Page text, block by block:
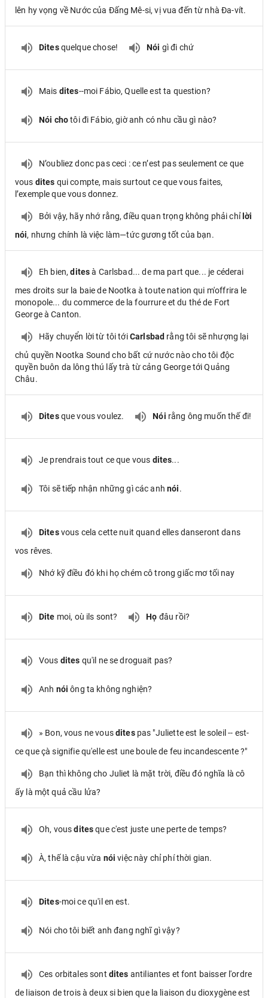
lên hy vọng về Nước của Đấng Mê-si, vị vua đến từ nhà Đa-vít.
Ditesquelque chose! Nói gì đi chứ
Mais dites--moi Fábio, Quelle est ta question?
Nói chotôi đi Fábio, giờ anh có nhu cầu gì nào?
N’oubliez donc pas ceci : ce n’est pas seulement ce que
vous dites qui compte, mais surtout ce que vous faites,
l’exemple que vous donnez.
Bởi vậy, hãy nhớ rằng, điều quan trọng không phải chỉ lời
nói, nhưng chính là việc làm—tức gương tốt của bạn.
Eh bien,ditesà Carlsbad... de ma part que... je céderai
mes droits sur la baie de Nootka à toute nation qui m'offrira le
monopole... du commerce de la fourrure et du thé de Fort
George à Canton.
Hãy chuyển lời từ tôi tớiCarlsbad rằng tôi sẽ nhượng lại
chủ quyền Nootka Sound cho bất cứ nước nào cho tôi độc
quyền buôn da lông thú lấy trà từ cảng George tới Quảng
Châu.
Ditesque vous voulez. Nói rằng ông muốn thế đi!
Je prendrais tout ce que vous dites...
Tôi sẽ tiếp nhận những gì các anhnói.
Ditesvous cela cette nuit quand elles danseront dans
vos rêves.
Nhớ kỹ điều đó khi họ chém cô trong giấc mơ tối nay
Dite moi, où ils sont? Họ đâu rồi?
Vous dites qu'il ne se droguait pas?
Anh nói ông ta không nghiện?
» Bon, vous ne vousditespas "Juliette est le soleil -- est-
ce que çà signifie qu'elle est une boule de feu incandescente ?"
Bạn thì không cho Juliet là mặt trời, điều đó nghĩa là cô
ấy là một quả cầu lửa?
Oh, vousditesque c'est juste une perte de temps?
À, thế là cậu vừa nói việc này chỉ phí thời gian.
Dites-moi ce qu'il en est.
Nói cho tôi biết anh đang nghĩ gì vậy?
Ces orbitales sont dites antiliantes et font baisser l'ordre
de liaison de trois à deux si bien que la liaison du dioxygène est